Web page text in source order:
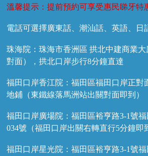
溫馨提示：提前預約可享受惠民睇牙特
電話可選擇廣東話、潮汕話、英語、日
珠海院：珠海市香洲區 拱北中建商業
對面），拱北口岸步行8分鐘直達
福田口岸香江院：福田區福田口岸正對
地鋪（東鐵線落馬洲站出關對面即到）
福田口岸廣場院：福田區裕亨路3-1號
034號（福田口岸出關右轉直行5分鐘即
福田口岸星光院：福田區裕亨路3-1號